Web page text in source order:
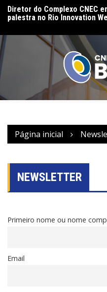
Diretor do Complexo CNEC
palestra no Rio Innovation
Página inicial
NEWSLETTER
Primeiro nome ou nome
Email